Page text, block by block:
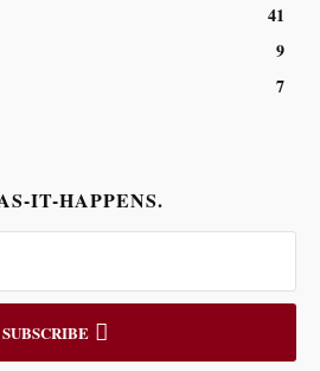
41
9
7
IT-HAPPENS.
SUBSCRIBE